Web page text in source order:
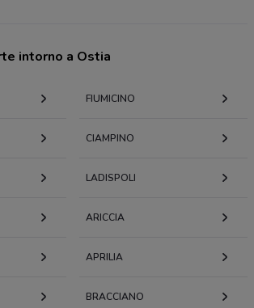
intorno a Ostia
FIUMICINO
CIAMPINO
LADISPOLI
ARICCIA
APRILIA
BRACCIANO